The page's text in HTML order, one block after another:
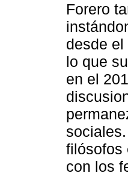
Forero
desde
lo que
en el
filósofos
con los